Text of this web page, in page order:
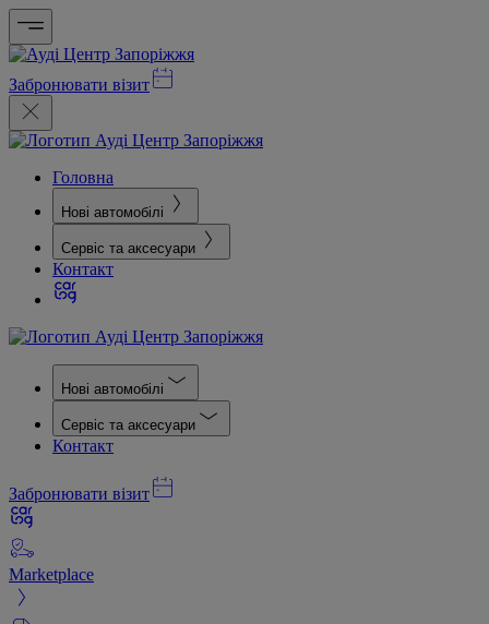
Забронювати візит
Головна
Нові автомобілі
Сервіс та аксесуари
Контакт
Нові автомобілі
Сервіс та аксесуари
Контакт
Забронювати візит
Marketplace